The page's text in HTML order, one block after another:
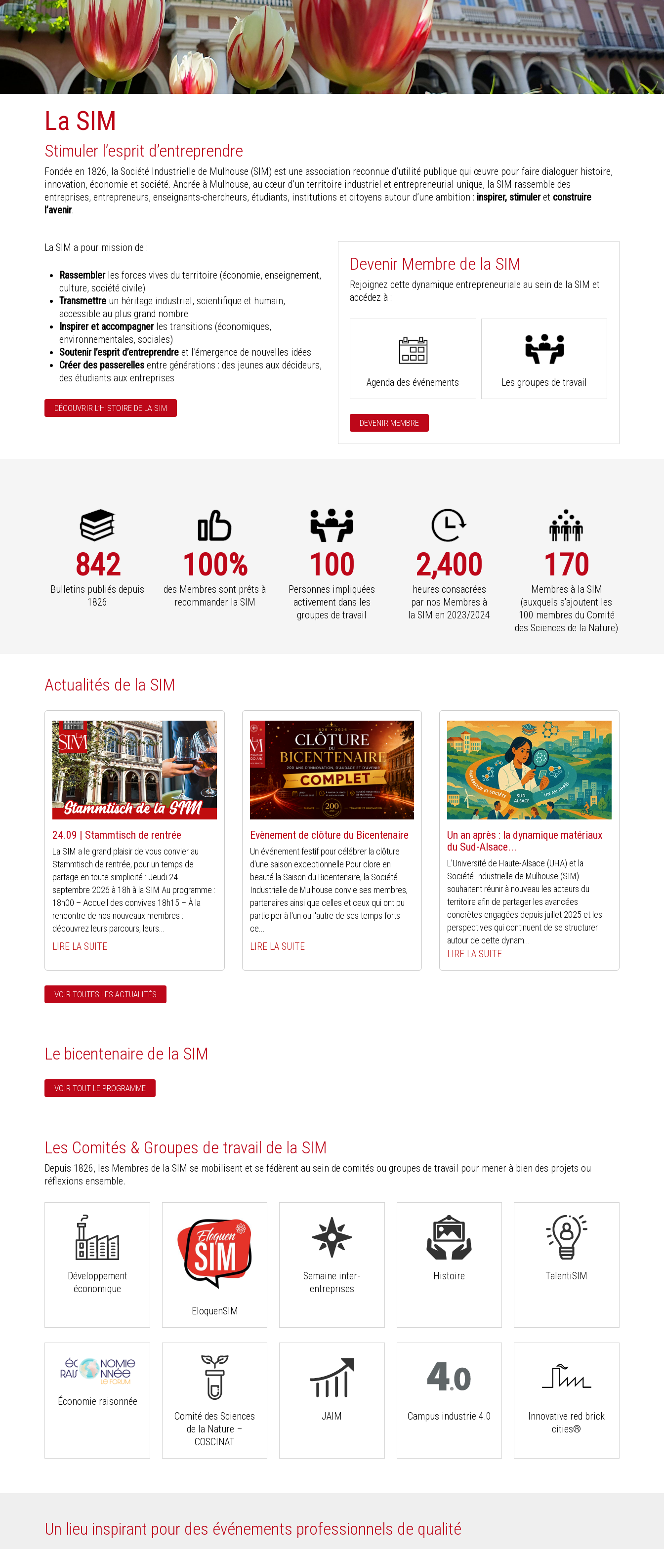
La SIM
Stimuler l’esprit d’entreprendre
Fondée en 1826, la Société Industrielle de Mulhouse (SIM) est une association reconnue d’utilité publique qui œuvre pour faire dialoguer histoire,
innovation, économie et société. Ancrée à Mulhouse, au cœur d’un territoire industriel et entrepreneurial unique, la SIM rassemble des
entreprises, entrepreneurs, enseignants-chercheurs, étudiants, institutions et citoyens autour d’une ambition : inspirer, stimuleret construire
l’avenir.
La SIM a pour mission de :
Rassemblerles forces vives du territoire (économie, enseignement,
culture, société civile)
Transmettre un héritage industriel, scientifique et humain,
accessible au plus grand nombre
Inspirer et accompagnerles transitions (économiques,
environnementales, sociales)
Soutenir l’esprit d’entreprendre et l’émergence de nouvelles idées
Créer des passerelles entre générations : des jeunes aux décideurs,
des étudiants aux entreprises
DÉCOUVRIR L’HISTOIRE DE LA SIM
Devenir Membre de la SIM
Rejoignez cette dynamique entrepreneuriale au sein de la SIM et
accédez à :
Agenda des événements Les groupes de travail
DEVENIR MEMBRE
842
Bulletins publiés depuis
1826
100%
des Membres sont prêts à
recommander la SIM
100
Personnes impliquées
activement dans les
groupes de travail
2,400
heures consacrées
par nos Membres à
la SIM en 2023/2024
170
Membres à la SIM
(auxquels s'ajoutent les
100 membres du Comité
des Sciences de la Nature)
Actualités de la SIM
24.09 | Stammtisch de rentrée
La SIM a le grand plaisir de vous convier au
Stammtisch de rentrée, pour un temps de
partage en toute simplicité : Jeudi 24
septembre 2026 à 18h à la SIM Au programme :
18h00 – Accueil des convives 18h15 – À la
rencontre de nos nouveaux membres :
découvrez leurs parcours, leurs...
LIRE LA SUITE
Evènement de clôture du Bicentenaire
Un événement festif pour célébrer la clôture
d'une saison exceptionnelle Pour clore en
beauté la Saison du Bicentenaire, la Société
Industrielle de Mulhouse convie ses membres,
partenaires ainsi que celles et ceux qui ont pu
participer à l'un ou l'autre de ses temps forts
ce...
LIRE LA SUITE
Un an après : la dynamique matériaux
du Sud-Alsace...
L’Université de Haute-Alsace (UHA) et la
Société Industrielle de Mulhouse (SIM)
souhaitent réunir à nouveau les acteurs du
territoire afin de partager les avancées
concrètes engagées depuis juillet 2025 et les
perspectives qui continuent de se structurer
autour de cette dynam...
LIRE LA SUITE
VOIR TOUTES LES ACTUALITÉS
Le bicentenaire de la SIM
VOIR TOUT LE PROGRAMME
Les Comités & Groupes de travail de la SIM
Depuis 1826, les Membres de la SIM se mobilisent et se fédèrent au sein de comités ou groupes de travail pour mener à bien des projets ou
réflexions ensemble.
Développement
économique
EloquenSIM
Semaine inter-
entreprises
Histoire TalentiSIM
Économie raisonnée
Comité des Sciences
de la Nature –
COSCINAT
JAIM Campus industrie 4.0
Innovative red brick
cities®
Un lieu inspirant pour des événements professionnels de qualité